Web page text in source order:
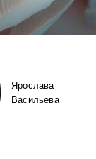
Ярослава
Васильева